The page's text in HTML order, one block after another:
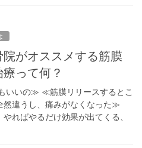
院がオススメする筋膜
って何？
いいの≫ ≪筋膜リリースするとこ
違うし、痛みがなくなった≫
ればやるだけ効果が出てくる、